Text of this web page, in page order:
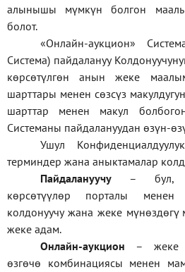
алынышы мүмкүн болгон
болот.
«Онлайн-аукцион»
Система) пайдалануу
көрсөтүлгөн анын жеке
шарттары менен сөзсүз
шарттар менен макул
Системаны пайдалануудан өзүн-
Ушул
терминдер жана аныктамалар
Пайдалануучу – бул,
көрсөтүүлөр порталы менен
колдонуучу жана жеке мүнөздөгү
жеке адам.
Онлайн-аукцион – жеке
өзгөчө комбинациясы менен